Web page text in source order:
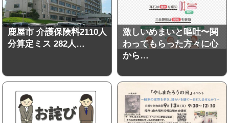
鹿屋市 介護保険料2110人
分算定ミス 282人…
激しいめまいと嘔吐〜関
わってもらった方々に心
から…